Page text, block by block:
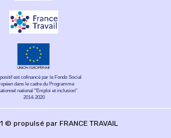
est cofinancé par le Fonds Social
dans le cadre du Programme
national "Emploi et inclusion"
2014-2020
© propulsé par FRANCE TRAVAIL